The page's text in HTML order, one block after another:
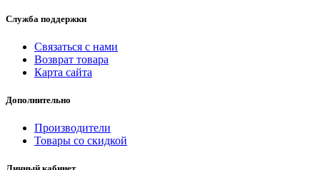
Служба поддержки
Связаться с нами
Возврат товара
Карта сайта
Дополнительно
Производители
Товары со скидкой